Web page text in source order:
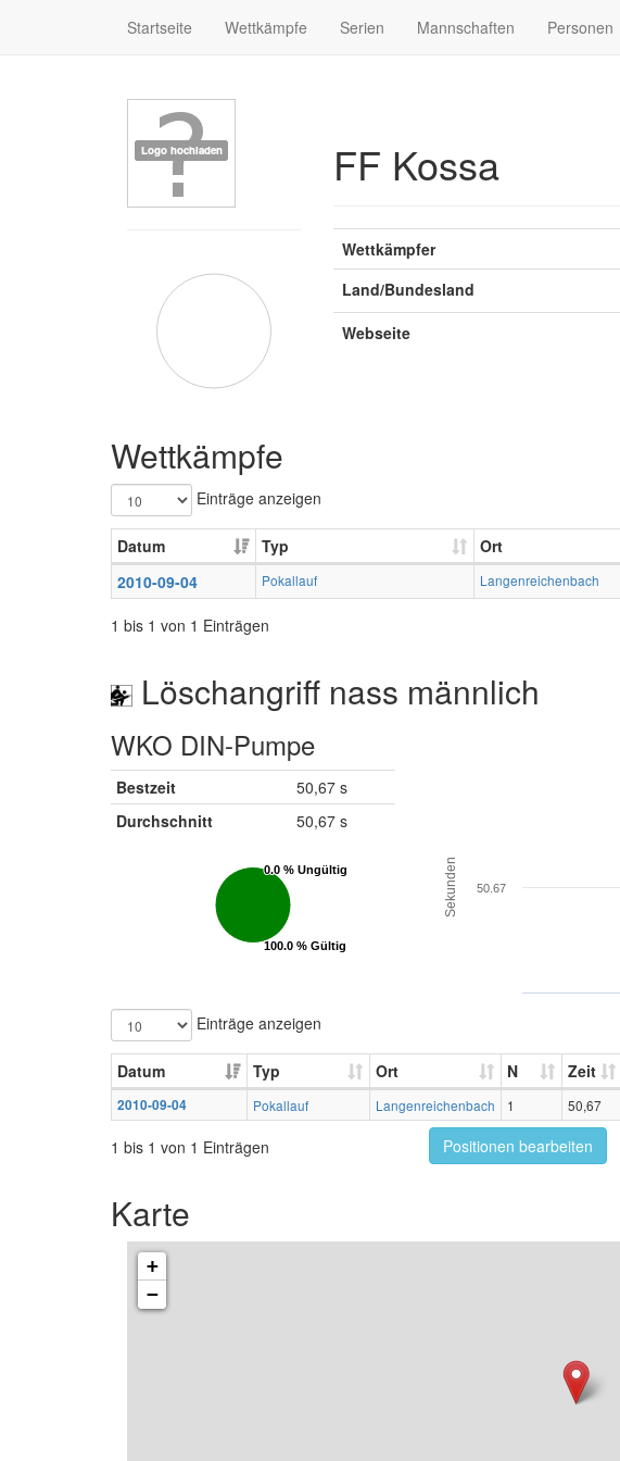
Startseite Wettkämpfe Serien Mannschaften Personen
FF Kossa
Wettkämpfer
Land/Bundesland
Webseite
Wettkämpfe
Einträge anzeigen
Datum Typ Ort
2010-09-04
Pokallauf Langenreichenbach
1 bis 1 von 1 Einträgen
Löschangriff nass männlich
WKO DIN-Pumpe
Bestzeit
50,67 s
Durchschnitt
50,67 s
0.0 % Ungültig
0.0 % Ungültig
100.0 % Gültig
100.0 % Gültig
Sekunden 50.67
Einträge anzeigen
Datum Typ Ort N Zeit
2010-09-04 Pokallauf Langenreichenbach 1 50,67
1 bis 1 von 1 Einträgen Positionen bearbeiten
Karte
+
−